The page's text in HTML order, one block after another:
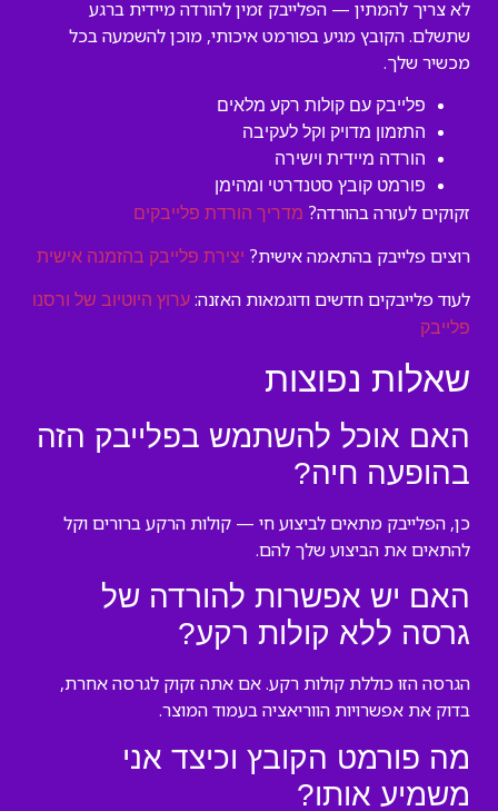
לא צריך להמתין — הפלייבק זמין להורדה מיידית ברגע
שתשלם. הקובץ מגיע בפורמט איכותי, מוכן להשמעה בכל
מכשיר שלך.
פלייבק עם קולות רקע מלאים
התזמון מדויק וקל לעקיבה
הורדה מיידית וישירה
פורמט קובץ סטנדרטי ומהימן
זקוקים לעזרה בהורדה? מדריך הורדת פלייבקים
רוצים פלייבק בהתאמה אישית? יצירת פלייבק בהזמנה אישית
לעוד פלייבקים חדשים ודוגמאות האזנה: ערוץ היוטיוב של ורסנו
פלייבק
שאלות נפוצות
האם אוכל להשתמש בפלייבק הזה
בהופעה חיה?
כן, הפלייבק מתאים לביצוע חי — קולות הרקע ברורים וקל
להתאים את הביצוע שלך להם.
האם יש אפשרות להורדה של
גרסה ללא קולות רקע?
הגרסה הזו כוללת קולות רקע. אם אתה זקוק לגרסה אחרת,
בדוק את אפשרויות הווריאציה בעמוד המוצר.
מה פורמט הקובץ וכיצד אני
משמיע אותו?